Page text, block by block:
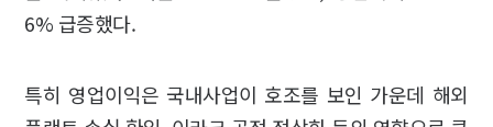
6% 급증했다.
특히 영업이익은 국내사업이 호조를 보인 가운데 해외